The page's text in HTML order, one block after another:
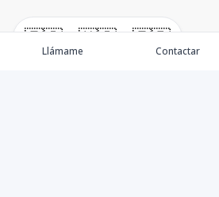
🇪🇸 🇺🇸 🇫🇷
Llámame Contactar